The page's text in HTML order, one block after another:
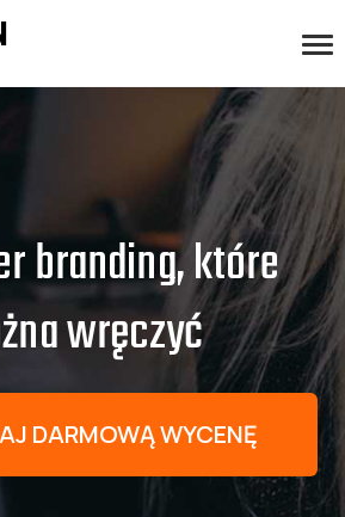
branding, które
wręczyć
DARMOWĄ WYCENĘ